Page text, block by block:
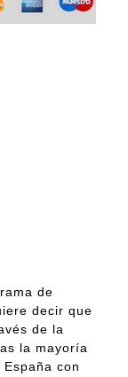
de
decir que
de la
la mayoría
con